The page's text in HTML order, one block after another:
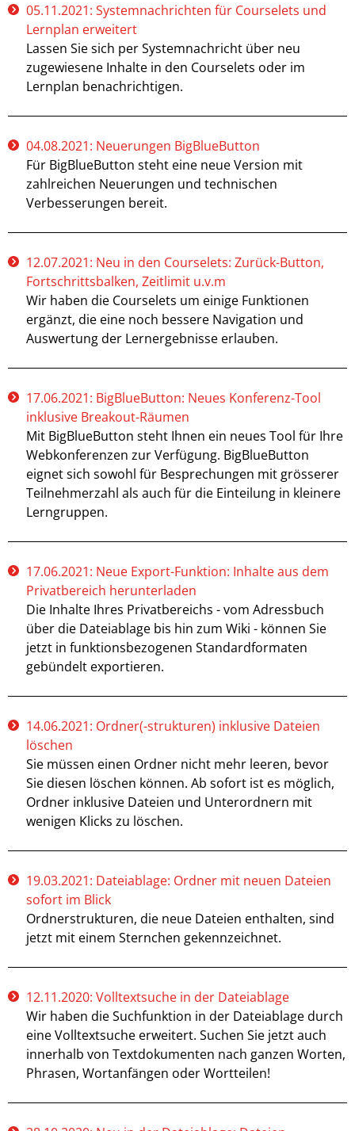
05.11.2021: Systemnachrichten für Courselets und
Lernplan erweitert
Lassen Sie sich per Systemnachricht über neu
zugewiesene Inhalte in den Courselets oder im
Lernplan benachrichtigen.
04.08.2021: Neuerungen BigBlueButton
Für BigBlueButton steht eine neue Version mit
zahlreichen Neuerungen und technischen
Verbesserungen bereit.
12.07.2021: Neu in den Courselets: Zurück-Button,
Fortschrittsbalken, Zeitlimit u.v.m
Wir haben die Courselets um einige Funktionen
ergänzt, die eine noch bessere Navigation und
Auswertung der Lernergebnisse erlauben.
17.06.2021: BigBlueButton: Neues Konferenz-Tool
inklusive Breakout-Räumen
Mit BigBlueButton steht Ihnen ein neues Tool für Ihre
Webkonferenzen zur Verfügung. BigBlueButton
eignet sich sowohl für Besprechungen mit grösserer
Teilnehmerzahl als auch für die Einteilung in kleinere
Lerngruppen.
17.06.2021: Neue Export-Funktion: Inhalte aus dem
Privatbereich herunterladen
Die Inhalte Ihres Privatbereichs - vom Adressbuch
über die Dateiablage bis hin zum Wiki - können Sie
jetzt in funktionsbezogenen Standardformaten
gebündelt exportieren.
14.06.2021: Ordner(-strukturen) inklusive Dateien
löschen
Sie müssen einen Ordner nicht mehr leeren, bevor
Sie diesen löschen können. Ab sofort ist es möglich,
Ordner inklusive Dateien und Unterordnern mit
wenigen Klicks zu löschen.
19.03.2021: Dateiablage: Ordner mit neuen Dateien
sofort im Blick
Ordnerstrukturen, die neue Dateien enthalten, sind
jetzt mit einem Sternchen gekennzeichnet.
12.11.2020: Volltextsuche in der Dateiablage
Wir haben die Suchfunktion in der Dateiablage durch
eine Volltextsuche erweitert. Suchen Sie jetzt auch
innerhalb von Textdokumenten nach ganzen Worten,
Phrasen, Wortanfängen oder Wortteilen!